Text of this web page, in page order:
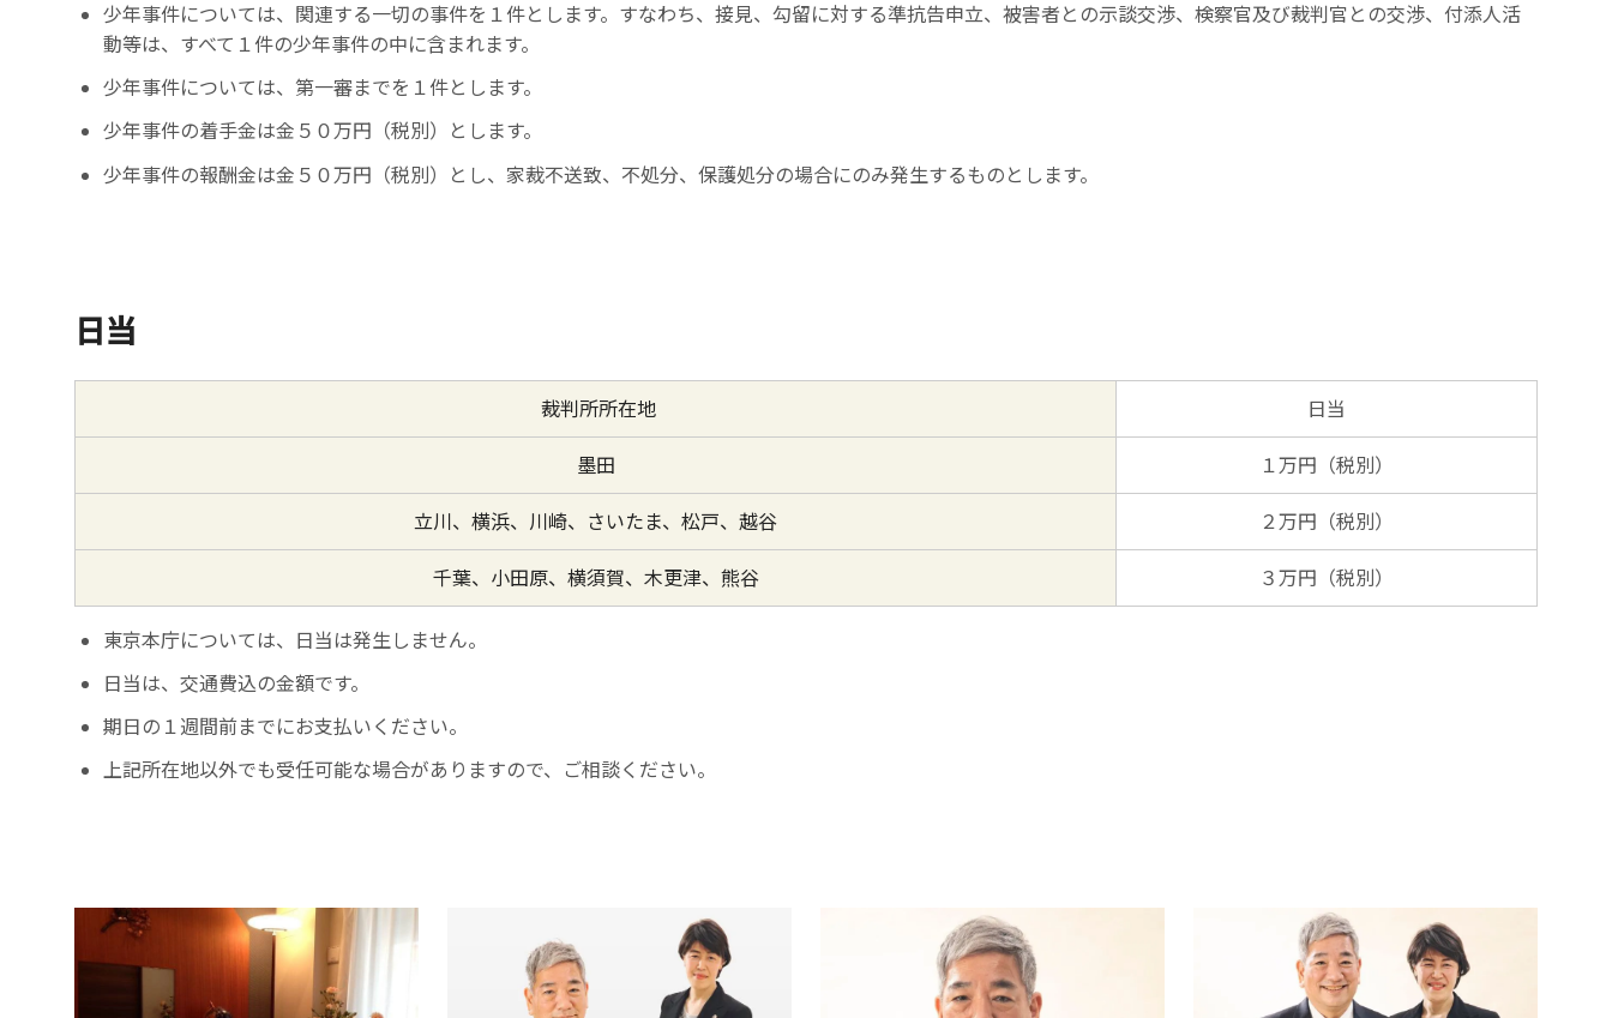
少年事件については、関連する一切の事件を１件とします。すなわち、接見、勾留に対する準抗告申立、被害者との示談交渉、検察官及び裁判官との交渉、付添人活
動等は、すべて１件の少年事件の中に含まれます。
少年事件については、第一審までを１件とします。
少年事件の着手金は金５０万円（税別）とします。
少年事件の報酬金は金５０万円（税別）とし、家裁不送致、不処分、保護処分の場合にのみ発生するものとします。
日当
裁判所所在地 日当
墨田 １万円（税別）
立川、横浜、川崎、さいたま、松戸、越谷 ２万円（税別）
千葉、小田原、横須賀、木更津、熊谷 ３万円（税別）
東京本庁については、日当は発生しません。
日当は、交通費込の金額です。
期日の１週間前までにお支払いください。
上記所在地以外でも受任可能な場合がありますので、ご相談ください。